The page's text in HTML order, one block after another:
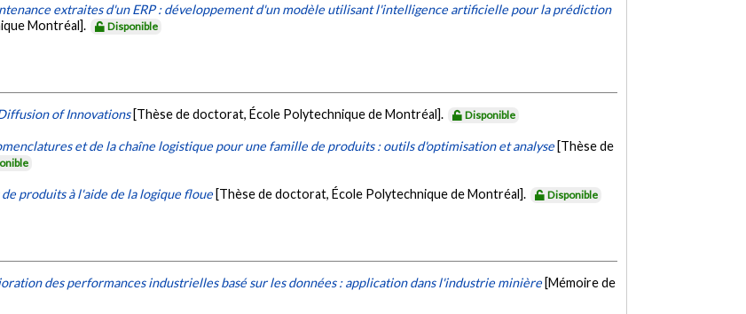
extraites d'un ERP : développement d'un modèle utilisant l'intelligence artificielle pour la prédiction
Montréal]. Disponible
of Innovations [Thèse de doctorat, École Polytechnique de Montréal]. Disponible
et de la chaîne logistique pour une famille de produits : outils d'optimisation et analyse [Thèse de
produits à l'aide de la logique floue [Thèse de doctorat, École Polytechnique de Montréal]. Disponible
des performances industrielles basé sur les données : application dans l'industrie minière [Mémoire de